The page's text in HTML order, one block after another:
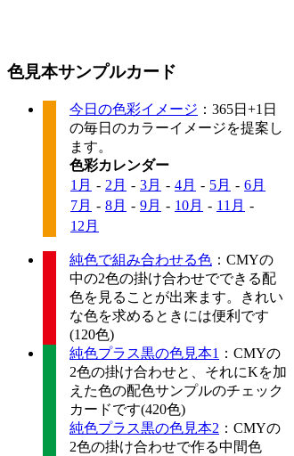
色見本サンプルカード
今日の色彩イメージ ：365日+1日
の毎日のカラーイメージを提案し
ます。
色彩カレンダー
1月 - 2月 - 3月 - 4月 - 5月 - 6月
7月 - 8月 - 9月 - 10月 - 11月 -
12月
純色で組み合わせる色 ：CMYの
中の2色の掛け合わせでできる配
色を見ることが出来ます。きれい
な色を求めるときには便利です
(120色)
純色プラス黒の色見本1 ：CMYの
2色の掛け合わせと、それにKを加
えた色の配色サンプルのチェック
カードです(420色)
純色プラス黒の色見本2 ：CMYの
2色の掛け合わせで作る中間色